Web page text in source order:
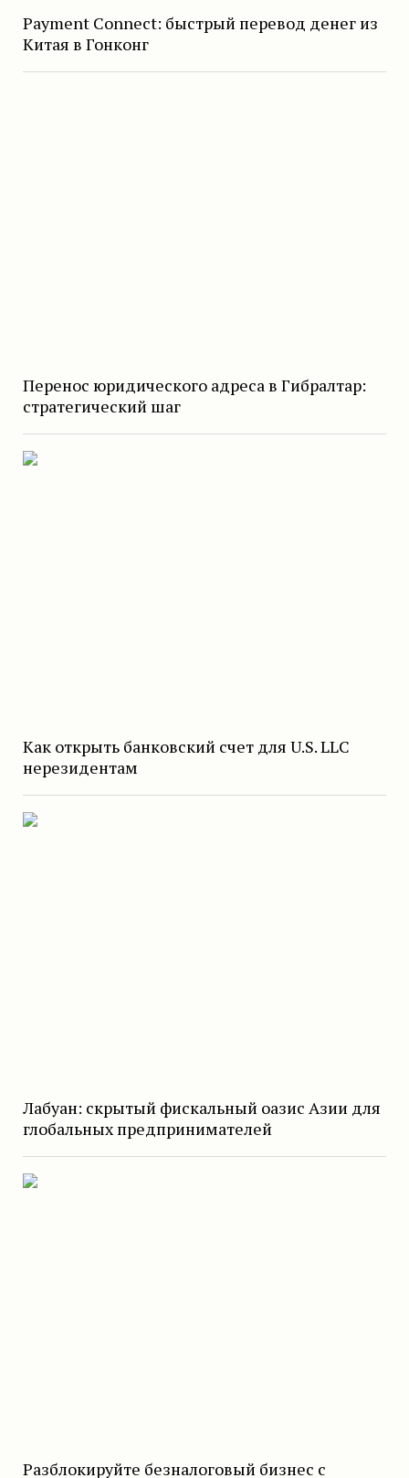
Payment Connect: быстрый перевод денег из
Китая в Гонконг
Перенос юридического адреса в Гибралтар:
стратегический шаг
Как открыть банковский счет для U.S. LLC
нерезидентам
Лабуан: скрытый фискальный оазис Азии для
глобальных предпринимателей
Разблокируйте безналоговый бизнес с